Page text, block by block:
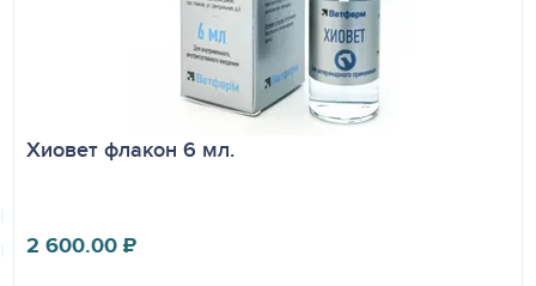
прохладном, защищенном от света и недоступном для
детей и животных месте при температуре от 0 до 25 ºС.
Срок годности - 2 года.
Хиовет флакон 6 мл.
2 600.00₽